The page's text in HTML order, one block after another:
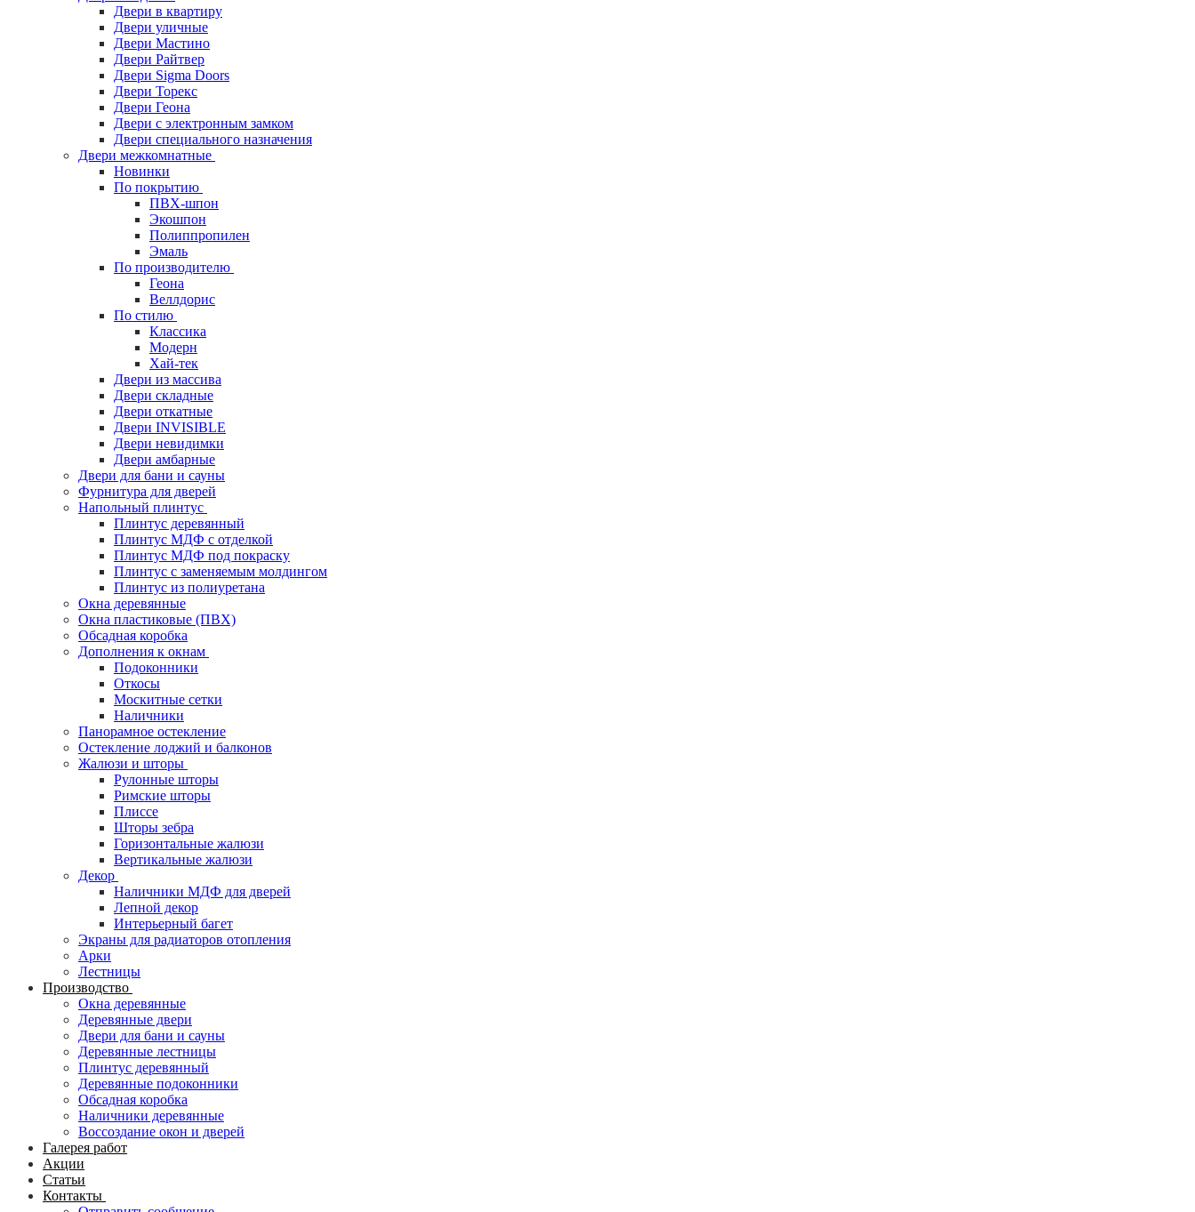
Двери в квартиру
Двери уличные
Двери Мастино
Двери Райтвер
Двери Sigma Doors
Двери Торекс
Двери Геона
Двери с электронным замком
Двери специального назначения
Двери межкомнатные
Новинки
По покрытию
ПВХ-шпон
Экошпон
Полиппропилен
Эмаль
По производителю
Геона
Веллдорис
По стилю
Классика
Модерн
Хай-тек
Двери из массива
Двери складные
Двери откатные
Двери INVISIBLE
Двери невидимки
Двери амбарные
Двери для бани и сауны
Фурнитура для дверей
Напольный плинтус
Плинтус деревянный
Плинтус МДФ с отделкой
Плинтус МДФ под покраску
Плинтус с заменяемым молдингом
Плинтус из полиуретана
Окна деревянные
Окна пластиковые (ПВХ)
Обсадная коробка
Дополнения к окнам
Подоконники
Откосы
Москитные сетки
Наличники
Панорамное остекление
Остекление лоджий и балконов
Жалюзи и шторы
Рулонные шторы
Римские шторы
Плиссе
Шторы зебра
Горизонтальные жалюзи
Вертикальные жалюзи
Декор
Наличники МДФ для дверей
Лепной декор
Интерьерный багет
Экраны для радиаторов отопления
Арки
Лестницы
Производство
Окна деревянные
Деревянные двери
Двери для бани и сауны
Деревянные лестницы
Плинтус деревянный
Деревянные подоконники
Обсадная коробка
Наличники деревянные
Воссоздание окон и дверей
Галерея работ
Акции
Статьи
Контакты